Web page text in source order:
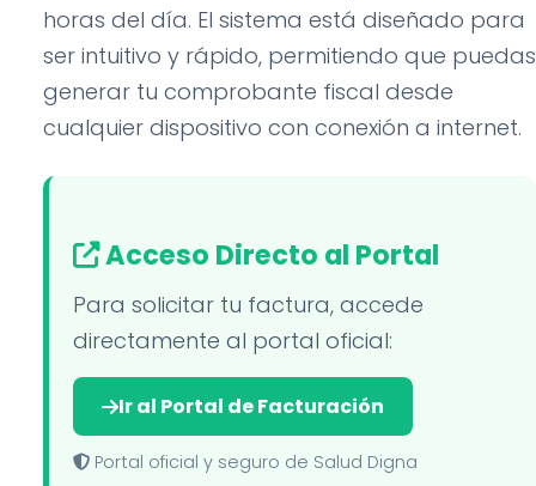
horas del día. El sistema está diseñado para
ser intuitivo y rápido, permitiendo que puedas
generar tu comprobante fiscal desde
cualquier dispositivo con conexión a internet.
Acceso Directo al Portal
Para solicitar tu factura, accede
directamente al portal oficial:
Ir al Portal de Facturación
Portal oficial y seguro de Salud Digna